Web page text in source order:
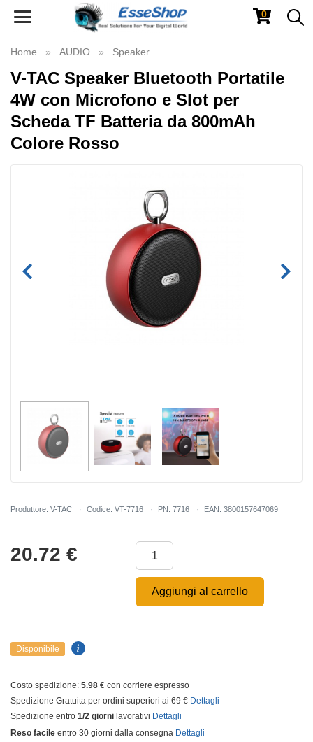
Toggle
0
Home AUDIO Speaker
V-TAC Speaker Bluetooth Portatile
4W con Microfono e Slot per
Scheda TF Batteria da 800mAh
Colore Rosso
Produttore: V-TAC Codice: VT-7716 PN: 7716 EAN: 3800157647069
20.72 €
Aggiungi al carrello
Disponibile
Costo spedizione: 5.98 € con corriere espresso
Spedizione Gratuita per ordini superiori ai 69 € Dettagli
Spedizione entro 1/2 giorni lavorativi Dettagli
Reso facile entro 30 giorni dalla consegna Dettagli